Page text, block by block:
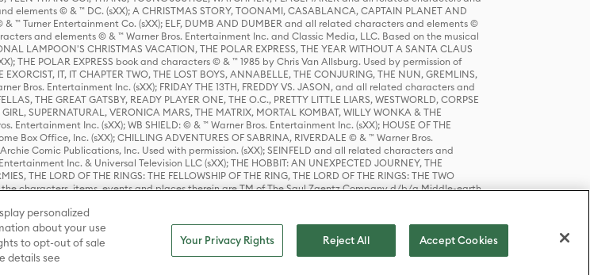
© & ™ DC. (sXX); A CHRISTMAS STORY, TOONAMI, CASABLANCA, CAPTAIN PLANET AND
™ Turner Entertainment Co. (sXX); ELF, DUMB AND DUMBER and all related characters and elements ©
and elements © & ™ Warner Bros. Entertainment Inc. and Classic Media, LLC. Based on the musical
LAMPOON'S CHRISTMAS VACATION, THE POLAR EXPRESS, THE YEAR WITHOUT A SANTA CLAUS
POLAR EXPRESS book and characters © & ™ 1985 by Chris Van Allsburg. Used by permission of
IT, IT CHAPTER TWO, THE LOST BOYS, ANNABELLE, THE CONJURING, THE NUN, GREMLINS,
Bros. Entertainment Inc. (sXX); FRIDAY THE 13TH, FREDDY VS. JASON, and all related characters and
THE GREAT GATSBY, READY PLAYER ONE, THE O.C., PRETTY LITTLE LIARS, WESTWORLD, CORPSE
SUPERNATURAL, VERONICA MARS, THE MATRIX, MORTAL KOMBAT, WILLY WONKA & THE
Inc. (sXX); WB SHIELD: © & ™ Warner Bros. Entertainment Inc. (sXX); HOUSE OF THE
Box Office, Inc. (sXX); CHILLING ADVENTURES OF SABRINA, RIVERDALE © & ™ Warner Bros.
Comic Publications, Inc. Used with permission. (sXX); SEINFELD and all related characters and
Inc. & Universal Television LLC (sXX); THE HOBBIT: AN UNEXPECTED JOURNEY, THE
THE LORD OF THE RINGS: THE FELLOWSHIP OF THE RING, THE LORD OF THE RINGS: THE TWO
of the characters, items, events and places therein are TM of The Saul Zaentz Company d/b/a Middle-earth
characters, names, and indicia are © & ™ Warner Bros. Entertainment Inc. (sXX); © Warner Bros.
personalized
about your use
to opt-out of sale
details see
Your Privacy Rights Reject All Accept Cookies